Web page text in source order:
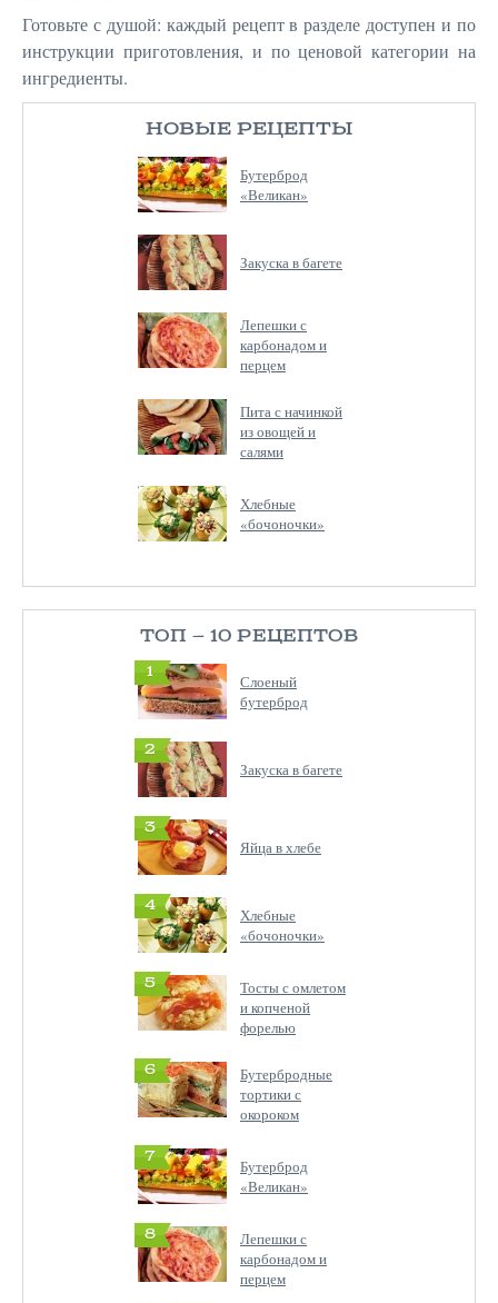
НОВЫЕ РЕЦЕПТЫ
Бутерброд
«Великан»
Закуска в багете
Лепешки с
карбонадом и
перцем
Пита с начинкой
из овощей и
салями
Хлебные
«бочоночки»
ТОП — 10 РЕЦЕПТОВ
1
Слоеный
бутерброд
2
Закуска в багете
3
Яйца в хлебе
4
Хлебные
«бочоночки»
5
Тосты с омлетом
и копченой
форелью
6
Бутербродные
тортики с
окороком
7
Бутерброд
«Великан»
8
Лепешки с
карбонадом и
перцем
Готовьте с душой: каждый рецепт в разделе доступен и по
инструкции приготовления, и по ценовой категории на
ингредиенты.